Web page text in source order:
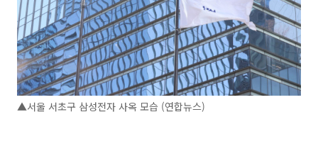
▲서울 서초구 삼성전자 사옥 모습 (연합뉴스)